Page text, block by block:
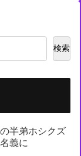
検索
半弟ホシクズ
義に